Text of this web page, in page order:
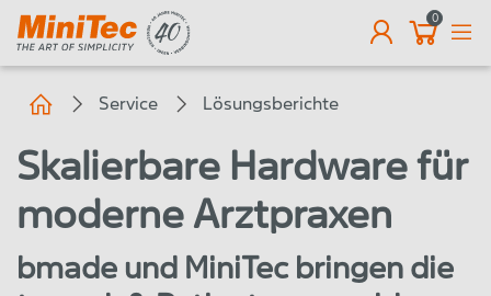
0
Service Lösungsberichte
Skalierbare Hardware für
moderne Arztpraxen
bmade und MiniTec bringen die